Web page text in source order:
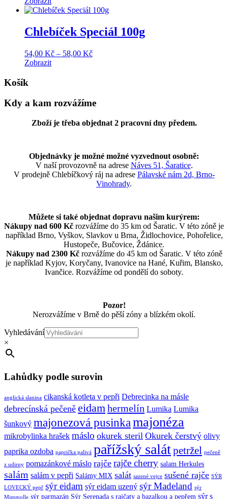
42,00 Kč
45,00 Kč
Chlebíček Speciál 100g
54,00 Kč – 58,00 KčPrice
Zobrazit
Košík
Kdy a kam rozvážíme
Zboží je třeba objednat 2 pracovní dny předem.
Objednávky je možné možné vyzvednout osobně:
V naší provozovně na adrese Náves 51, Šaratice.
V prodejně Chlebíčkový ráj na adrese Pálavské nám 2d, Brno-
Vinohrady.
Můžete si také objednat dopravu našim kurýrem:
Nákupy nad 600 Kč rozvážíme do 35 km od Šaratic. V této zóně je
například Brno, Vyškov, Slavkov u Brna, Židlochovice, Pohořelice,
Hustopeče, Bučovice, Ždánice.
Nákupy nad 2300 Kčrozvážíme do 45 km od Šaratic. V této zóně
je například Kyjov, Koryčany, Ivanovice na Hané, Kuřim, Blansko,
Ivančice. Rozvážíme od pondělí do soboty.
Pozor!
Nerozvážíme v Brně do pěší zóny a blízkém okolí.
Vyhledávání
×
Lahůdky podle surovin
anglická slanina cikanská kotleta v pepři Debrecinka na másle
debrecínská pečeně eidam hermelín Lumika Lumika
šunkový majonezová pusinka majonéza
mikrobylinka hrašek máslo okurek steril Okurek čerstvý olivy
paprika ozdoba paprička palivá pařížský salátpetržel pečeně
z udirny pomazánkové máslo rajče rajče cherry salam Herkules
salám salám v pepři Salámy MIX salát sazené vejce sušené rajče SÝR
LOVECKÝ pepř sýr eidam sýr eidam uzený sýr Madeland sýr
Mimmolle sýr parmazán Sýr Serenada s rajčaty a bazalkou a pepřem sýr s